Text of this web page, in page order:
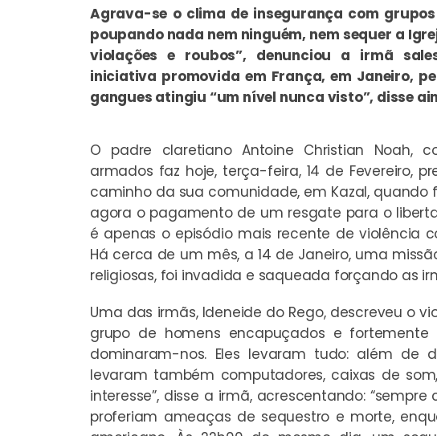
Agrava-se o clima de insegurança com
poupando nada nem ninguém, nem sequer a
violações e roubos”, denunciou a irmã
iniciativa promovida em França, em Janeiro,
gangues atingiu “um nível nunca visto”, disse
O padre claretiano Antoine Christian Noah,
armados faz hoje, terça-feira, 14 de Fevereiro,
caminho da sua comunidade, em Kazal, quando
agora o pagamento de um resgate para o
é apenas o episódio mais recente de violência
Há cerca de um mês, a 14 de Janeiro, uma
religiosas, foi invadida e saqueada forçando as
Uma das irmãs, Ideneide do Rego, descreveu o
grupo de homens encapuçados e
dominaram-nos. Eles levaram tudo: além de
levaram também computadores, caixas de
interesse”, disse a irmã, acrescentando:
proferiam ameaças de sequestro e morte,